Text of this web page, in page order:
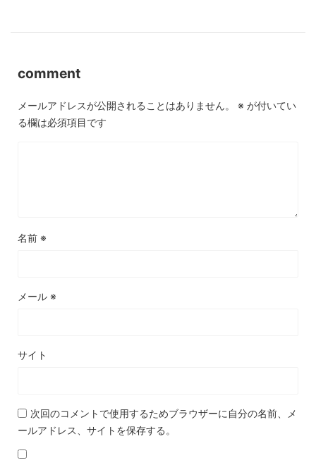
comment
メールアドレスが公開されることはありません。 ※ が付いてい
る欄は必須項目です
名前 ※
メール ※
サイト
次回のコメントで使用するためブラウザーに自分の名前、メ
ールアドレス、サイトを保存する。